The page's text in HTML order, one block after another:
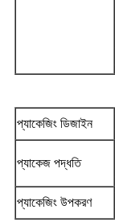
প্যাকেজিং ডিজাইন
প্যাকেজ পদ্ধতি
প্যাকেজিং উপকরণ